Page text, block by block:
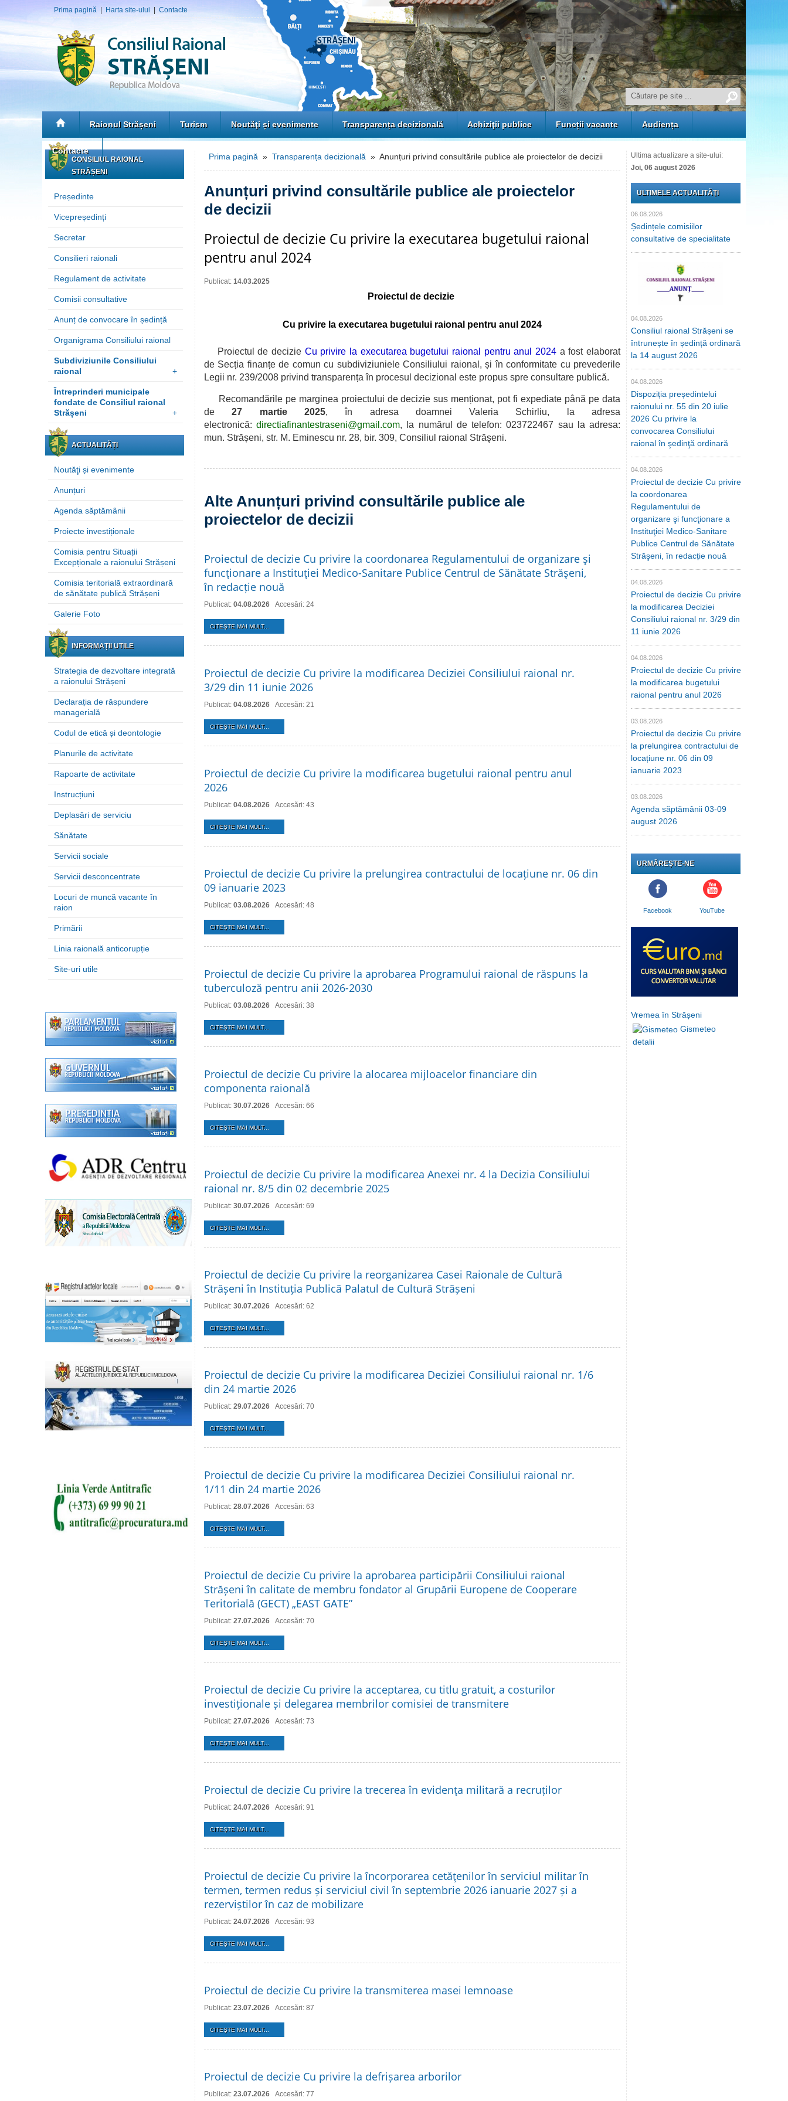
Prima pagină Harta site-ului Contacte
Raionul Strășeni Turism Noutăţi și evenimente Transparența decizională Achiziţii publice Funcții vacante Audiența
Contacte
CONSILIUL RAIONAL
STRĂȘENI
Președinte
Vicepreședinți
Secretar
Consilieri raionali
Regulament de activitate
Comisii consultative
Anunț de convocare în ședință
Organigrama Consiliului raional
Subdiviziunile Consiliului
raional
+
Întreprinderi municipale
fondate de Consiliul raional
Strășeni
+
ACTUALITĂȚI
Noutăţi și evenimente
Anunțuri
Agenda săptămânii
Proiecte investiționale
Comisia pentru Situații
Excepționale a raionului Strășeni
Comisia teritorială extraordinară
de sănătate publică Strășeni
Galerie Foto
INFORMAȚII UTILE
Strategia de dezvoltare integrată
a raionului Strășeni
Declarația de răspundere
managerială
Codul de etică și deontologie
Planurile de activitate
Rapoarte de activitate
Instrucțiuni
Deplasări de serviciu
Sănătate
Servicii sociale
Servicii desconcentrate
Locuri de muncă vacante în
raion
Primării
Linia raională anticorupție
Site-uri utile
Prima pagină » Transparența decizională » Anunțuri privind consultările publice ale proiectelor de decizii
Anunțuri privind consultările publice ale proiectelor
de decizii
Proiectul de decizie Cu privire la executarea bugetului raional
pentru anul 2024
Publicat: 14.03.2025
Proiectul de decizie
Cu privire la executarea bugetului raional pentru anul 2024
Proiectul de decizie Cu privire la executarea bugetului raional pentru anul 2024 a fost elaborat
de Secția finanțe de comun cu subdiviziuniele Consiliului raional,și în conformitate cu prevederile
Legii nr. 239/2008 privind transparența în procesul decizional este propus spre consultare publică.
Recomandările pe marginea proiectului de decizie sus menționat, pot fi expediate până pe data
de27 martie 2025, în adresa doamnei Valeria Schirliu, la adresa
electronică:directiafinantestraseni@gmail.com, la numărul de telefon: 023722467 sau la adresa:
mun. Strășeni, str. M. Eminescu nr. 28, bir. 309, Consiliul raional Străşeni.
Alte Anunțuri privind consultările publice ale
proiectelor de decizii
Proiectul de decizie Cu privire la coordonarea Regulamentului de organizare şi
funcţionare a Instituţiei Medico-Sanitare Publice Centrul de Sănătate Străşeni,
în redacție nouă
Publicat: 04.08.2026 Accesări: 24
CITEŞTE MAI MULT...
Proiectul de decizie Cu privire la modificarea Deciziei Consiliului raional nr.
3/29 din 11 iunie 2026
Publicat: 04.08.2026 Accesări: 21
CITEŞTE MAI MULT...
Proiectul de decizie Cu privire la modificarea bugetului raional pentru anul
2026
Publicat: 04.08.2026 Accesări: 43
CITEŞTE MAI MULT...
Proiectul de decizie Cu privire la prelungirea contractului de locațiune nr. 06 din
09 ianuarie 2023
Publicat: 03.08.2026 Accesări: 48
CITEŞTE MAI MULT...
Proiectul de decizie Cu privire la aprobarea Programului raional de răspuns la
tuberculoză pentru anii 2026-2030
Publicat: 03.08.2026 Accesări: 38
CITEŞTE MAI MULT...
Proiectul de decizie Cu privire la alocarea mijloacelor financiare din
componenta raională
Publicat: 30.07.2026 Accesări: 66
CITEŞTE MAI MULT...
Proiectul de decizie Cu privire la modificarea Anexei nr. 4 la Decizia Consiliului
raional nr. 8/5 din 02 decembrie 2025
Publicat: 30.07.2026 Accesări: 69
CITEŞTE MAI MULT...
Proiectul de decizie Cu privire la reorganizarea Casei Raionale de Cultură
Strășeni în Instituția Publică Palatul de Cultură Strășeni
Publicat: 30.07.2026 Accesări: 62
CITEŞTE MAI MULT...
Proiectul de decizie Cu privire la modificarea Deciziei Consiliului raional nr. 1/6
din 24 martie 2026
Publicat: 29.07.2026 Accesări: 70
CITEŞTE MAI MULT...
Proiectul de decizie Cu privire la modificarea Deciziei Consiliului raional nr.
1/11 din 24 martie 2026
Publicat: 28.07.2026 Accesări: 63
CITEŞTE MAI MULT...
Proiectul de decizie Cu privire la aprobarea participării Consiliului raional
Strășeni în calitate de membru fondator al Grupării Europene de Cooperare
Teritorială (GECT) „EAST GATE”
Publicat: 27.07.2026 Accesări: 70
CITEŞTE MAI MULT...
Proiectul de decizie Cu privire la acceptarea, cu titlu gratuit, a costurilor
investiționale și delegarea membrilor comisiei de transmitere
Publicat: 27.07.2026 Accesări: 73
CITEŞTE MAI MULT...
Proiectul de decizie Cu privire la trecerea în evidenţa militară a recruților
Publicat: 24.07.2026 Accesări: 91
CITEŞTE MAI MULT...
Proiectul de decizie Cu privire la încorporarea cetăţenilor în serviciul militar în
termen, termen redus și serviciul civil în septembrie 2026 ianuarie 2027 și a
rezerviștilor în caz de mobilizare
Publicat: 24.07.2026 Accesări: 93
CITEŞTE MAI MULT...
Proiectul de decizie Cu privire la transmiterea masei lemnoase
Publicat: 23.07.2026 Accesări: 87
CITEŞTE MAI MULT...
Proiectul de decizie Cu privire la defrișarea arborilor
Publicat: 23.07.2026 Accesări: 77
Ultima actualizare a site-ului:
Joi, 06 august 2026
ULTIMELE ACTUALITĂŢI
06.08.2026
Ședințele comisiilor
consultative de specialitate
04.08.2026
Consiliul raional Strășeni se
întrunește în ședință ordinară
la 14 august 2026
04.08.2026
Dispoziția președintelui
raionului nr. 55 din 20 iulie
2026 Cu privire la
convocarea Consiliului
raional în şedinţă ordinară
04.08.2026
Proiectul de decizie Cu privire
la coordonarea
Regulamentului de
organizare şi funcţionare a
Instituţiei Medico-Sanitare
Publice Centrul de Sănătate
Străşeni, în redacție nouă
04.08.2026
Proiectul de decizie Cu privire
la modificarea Deciziei
Consiliului raional nr. 3/29 din
11 iunie 2026
04.08.2026
Proiectul de decizie Cu privire
la modificarea bugetului
raional pentru anul 2026
03.08.2026
Proiectul de decizie Cu privire
la prelungirea contractului de
locațiune nr. 06 din 09
ianuarie 2023
03.08.2026
Agenda săptămânii 03-09
august 2026
URMĂREȘTE-NE
Facebook YouTube
Vremea în Strășeni
Gismeteo
detalii